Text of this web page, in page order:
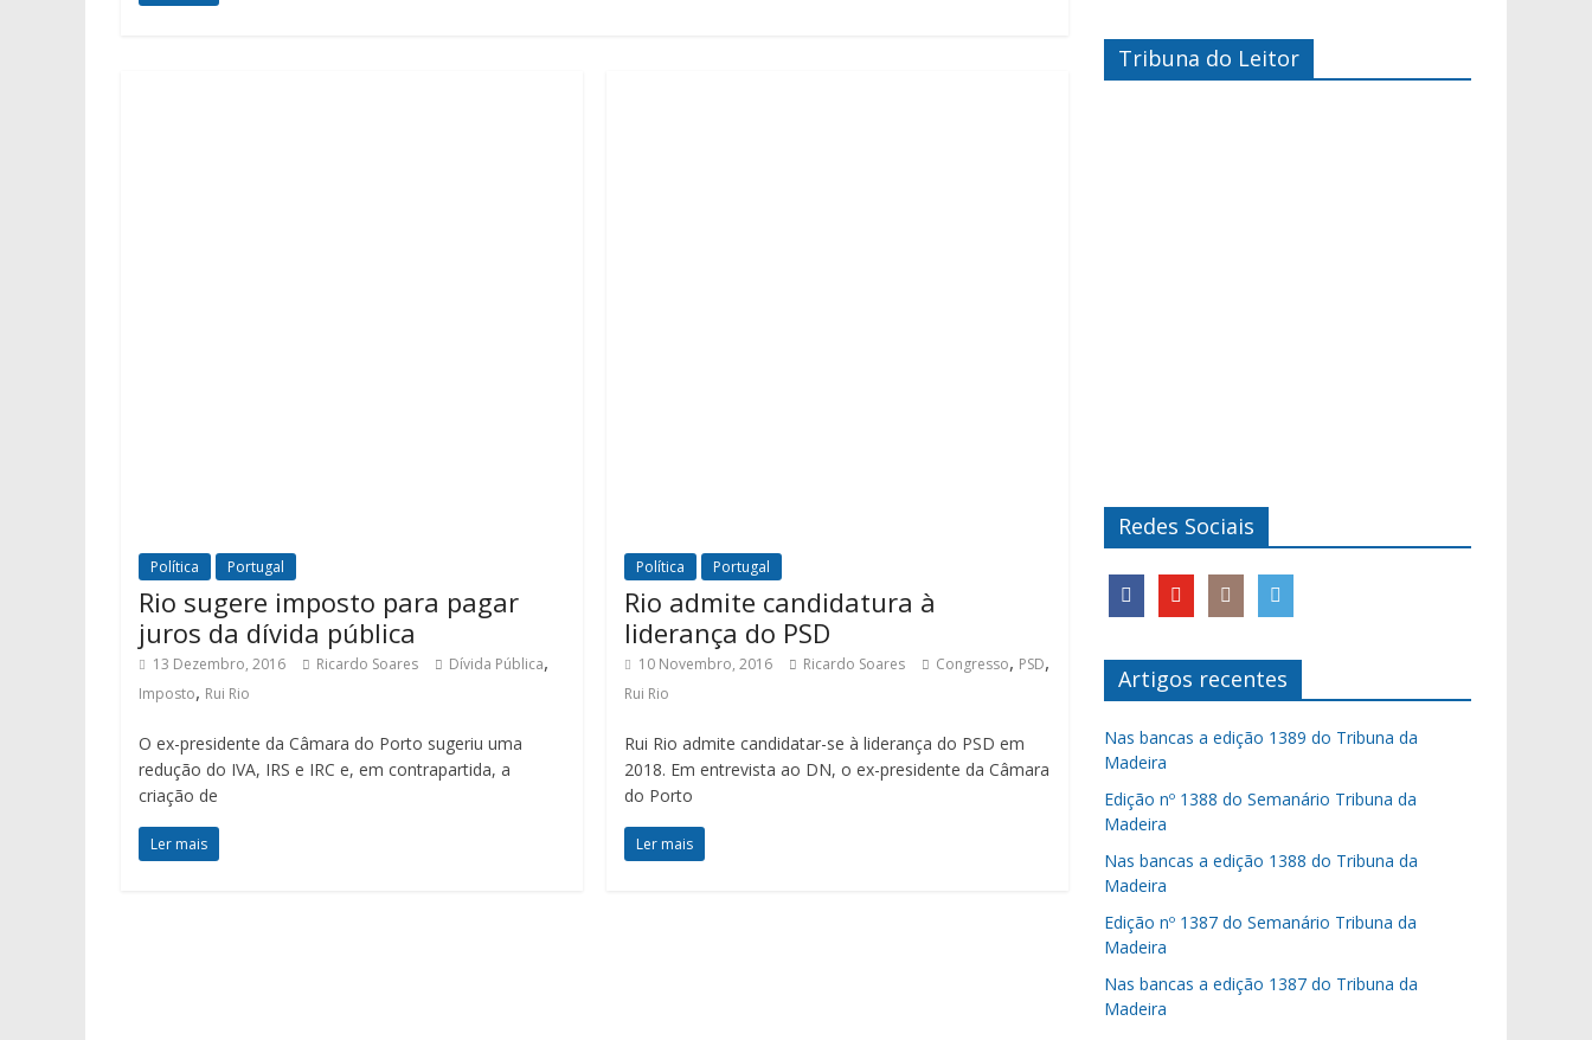
Política Portugal
Rio sugere imposto para pagar
juros da dívida pública
13 Dezembro, 2016 Ricardo Soares Dívida Pública,
Imposto, Rui Rio
O ex-presidente da Câmara do Porto sugeriu uma
redução do IVA, IRS e IRC e, em contrapartida, a
criação de
Ler mais
Política Portugal
Rio admite candidatura à
liderança do PSD
10 Novembro, 2016 Ricardo Soares Congresso, PSD,
Rui Rio
Rui Rio admite candidatar-se à liderança do PSD em
2018. Em entrevista ao DN, o ex-presidente da Câmara
do Porto
Ler mais
Tribuna do Leitor
Redes Sociais
Artigos recentes
Nas bancas a edição 1389 do Tribuna da
Madeira
Edição nº 1388 do Semanário Tribuna da
Madeira
Nas bancas a edição 1388 do Tribuna da
Madeira
Edição nº 1387 do Semanário Tribuna da
Madeira
Nas bancas a edição 1387 do Tribuna da
Madeira